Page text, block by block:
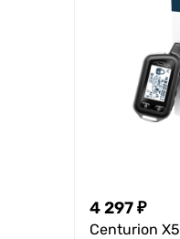
4 297₽
Centurion X5